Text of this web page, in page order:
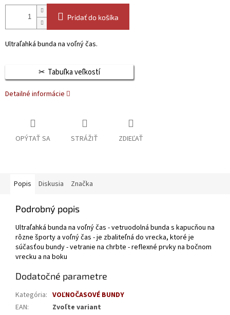
Pridať do košíka
Ultraľahká bunda na voľný čas.
Tabuľka veľkostí
Detailné informácie
OPÝTAŤ SA STRÁŽIŤ ZDIEĽAŤ
Popis Diskusia Značka
Podrobný popis
Ultraľahká bunda na voľný čas - vetruodolná bunda s kapucňou na
rôzne športy a voľný čas - je zbaliteľná do vrecka, ktoré je
súčasťou bundy - vetranie na chrbte - reflexné prvky na bočnom
vrecku a na boku
Dodatočné parametre
Kategória: VOĽNOČASOVÉ BUNDY
EAN: Zvoľte variant